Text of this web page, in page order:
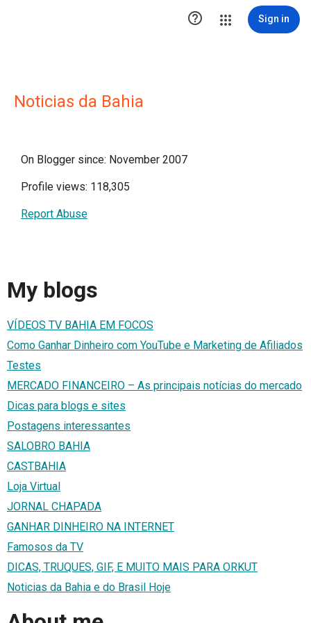
 Sign in
Noticias da Bahia
On Blogger since: November 2007
Profile views: 118,305
Report Abuse
My blogs
VÍDEOS TV BAHIA EM FOCOS
Como Ganhar Dinheiro com YouTube e Marketing de Afiliados
Testes
MERCADO FINANCEIRO – As principais notícias do mercado
Dicas para blogs e sites
Postagens interessantes
SALOBRO BAHIA
CASTBAHIA
Loja Virtual
JORNAL CHAPADA
GANHAR DINHEIRO NA INTERNET
Famosos da TV
DICAS, TRUQUES, GIF, E MUITO MAIS PARA ORKUT
Noticias da Bahia e do Brasil Hoje